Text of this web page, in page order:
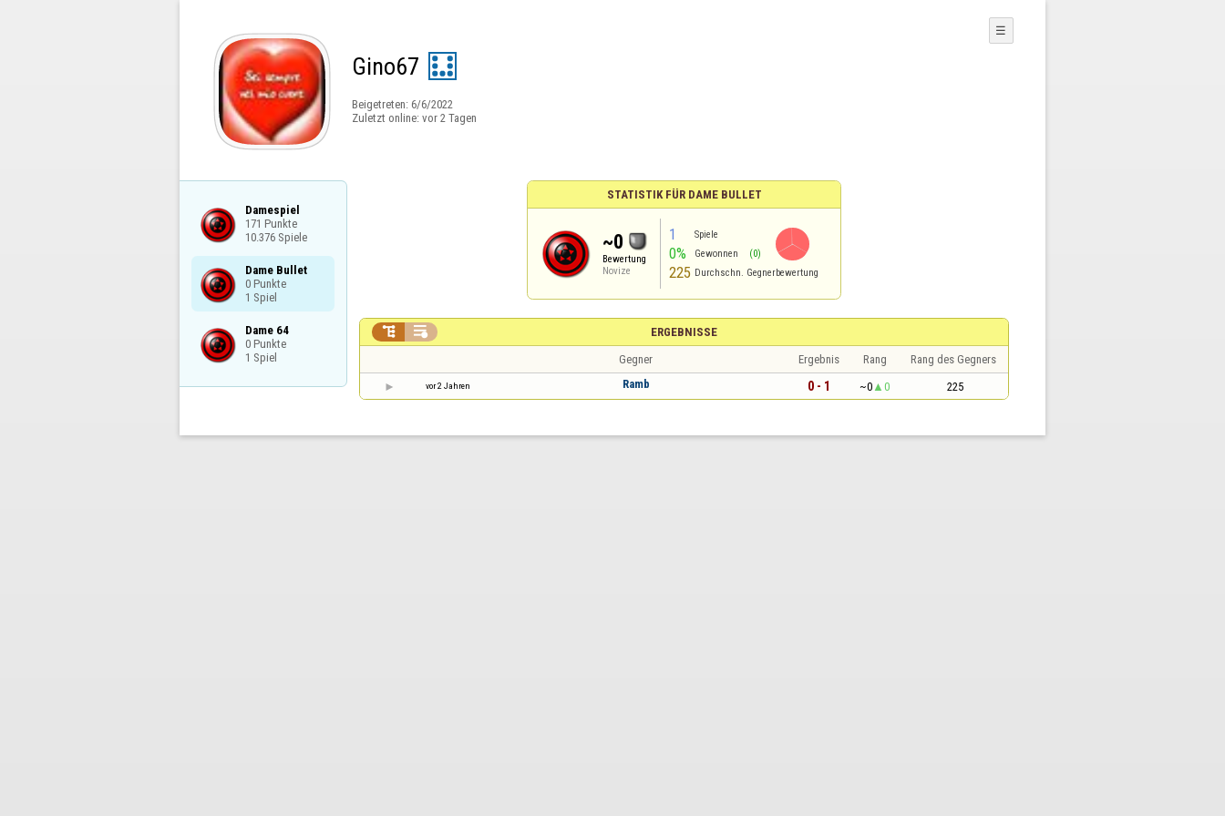
Gino67
Beigetreten: 6/6/2022
Zuletzt online: vor 2 Tagen
☰
Damespiel
171 Punkte
10.376 Spiele
Dame Bullet
0 Punkte
1 Spiel
Dame 64
0 Punkte
1 Spiel
STATISTIK FÜR DAME BULLET
~0
Bewertung
Novize
1 Spiele
0% Gewonnen (0)
225 Durchschn. Gegnerbewertung
ERGEBNISSE
 
Gegner Ergebnis Rang Rang des Gegners
vor 2 Jahren Ramb 0 - 1 ~0 0 225